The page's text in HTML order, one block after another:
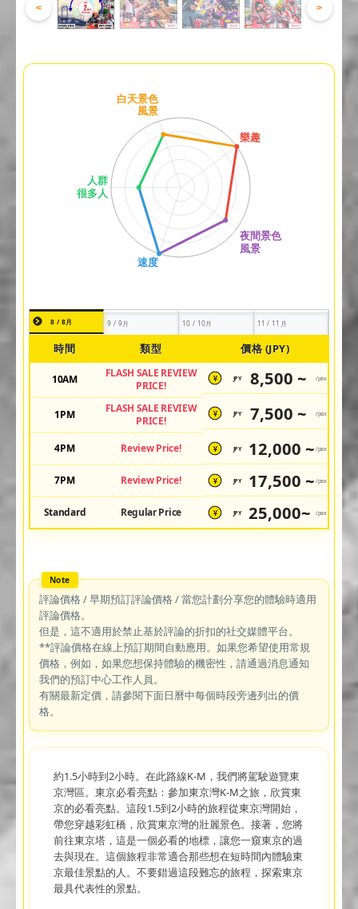
< >
8 / 8月 9 / 9月 10 / 10月 11 / 11月
時間 類型 價格 (JPY)
10AM
FLASH SALE REVIEW
PRICE!
¥ JPY 8,500 ~ /pax
1PM
FLASH SALE REVIEW
PRICE!
¥ JPY 7,500 ~ /pax
4PM Review Price! ¥ JPY 12,000 ~ /pax
7PM Review Price! ¥ JPY 17,500 ~ /pax
Standard Regular Price ¥ JPY 25,000~ /pax
評論價格 / 早期預訂評論價格 / 當您計劃分享您的體驗時適用
評論價格。
但是，這不適用於禁止基於評論的折扣的社交媒體平台。
**評論價格在線上預訂期間自動應用。如果您希望使用常規
價格，例如，如果您想保持體驗的機密性，請通過消息通知
我們的預訂中心工作人員。
有關最新定價，請參閱下面日曆中每個時段旁邊列出的價
格。
約1.5小時到2小時。在此路線K-M，我們將駕駛遊覽東
京灣區。東京必看亮點：參加東京灣K-M之旅，欣賞東
京的必看亮點。這段1.5到2小時的旅程從東京灣開始，
帶您穿越彩虹橋，欣賞東京灣的壯麗景色。接著，您將
前往東京塔，這是一個必看的地標，讓您一窺東京的過
去與現在。這個旅程非常適合那些想在短時間內體驗東
京最佳景點的人。不要錯過這段難忘的旅程，探索東京
最具代表性的景點。